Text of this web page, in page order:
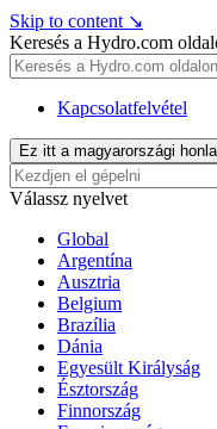
Skip to content ↘
Keresés a Hydro.com
Kapcsolatfelvétel
Ez itt a magyarországi
Válassz nyelvet
Global
Argentína
Ausztria
Belgium
Brazília
Dánia
Egyesült Királyság
Észtország
Finnország